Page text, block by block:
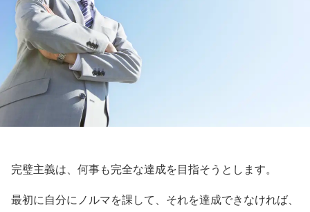
完璧主義は、何事も完全な達成を目指そうとします。
最初に自分にノルマを課して、それを達成できなければ、